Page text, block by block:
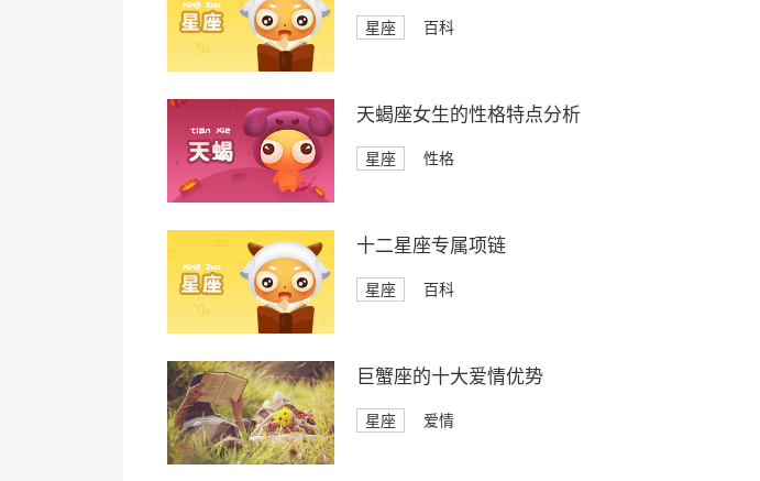
星座 百科
天蝎座女生的性格特点分析
星座 性格
十二星座专属项链
星座 百科
巨蟹座的十大爱情优势
星座 爱情